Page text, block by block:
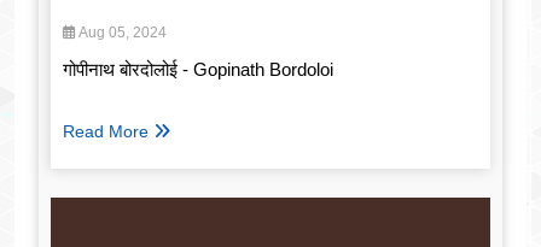
Aug 05, 2024
गोपीनाथ बोरदोलोई - Gopinath Bordoloi
Read More